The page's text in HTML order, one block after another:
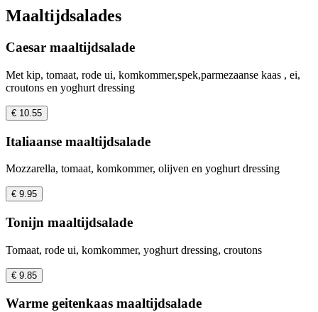
Maaltijdsalades
Caesar maaltijdsalade
Met kip, tomaat, rode ui, komkommer,spek,parmezaanse kaas , ei,
croutons en yoghurt dressing
€ 10.55
Italiaanse maaltijdsalade
Mozzarella, tomaat, komkommer, olijven en yoghurt dressing
€ 9.95
Tonijn maaltijdsalade
Tomaat, rode ui, komkommer, yoghurt dressing, croutons
€ 9.85
Warme geitenkaas maaltijdsalade